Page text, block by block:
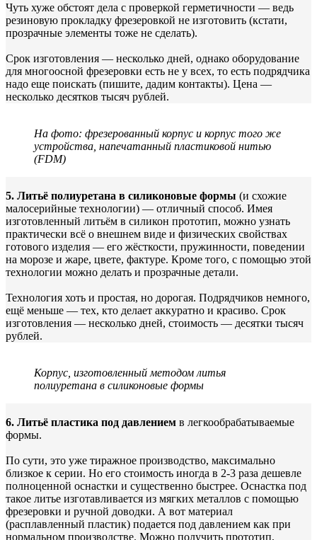
Чуть хуже обстоят дела с проверкой герметичности — ведь
резиновую прокладку фрезеровкой не изготовить (кстати,
прозрачные элементы тоже не сделать).
Срок изготовления — несколько дней, однако оборудование
для многоосной фрезеровки есть не у всех, то есть подрядчика
надо еще поискать (пишите, дадим контакты). Цена —
несколько десятков тысяч рублей.
На фото: фрезерованный корпус и корпус того же
устройства, напечатанный пластиковой нитью
(FDM)
5. Литьё полиуретана в силиконовые формы (и схожие
малосерийные технологии) — отличный способ. Имея
изготовленный литьём в силикон прототип, можно узнать
практически всё о внешнем виде и физических свойствах
готового изделия — его жёсткости, пружинности, поведении
на морозе и жаре, цвете, фактуре. Кроме того, с помощью этой
технологии можно делать и прозрачные детали.
Технология хоть и простая, но дорогая. Подрядчиков немного,
ещё меньше — тех, кто делает аккуратно и красиво. Срок
изготовления — несколько дней, стоимость — десятки тысяч
рублей.
Корпус, изготовленный методом литья
полиуретана в силиконовые формы
6. Литьё пластика под давлением в легкообрабатываемые
формы.
По сути, это уже тиражное производство, максимально
близкое к серии. Но его стоимость иногда в 2-3 раза дешевле
полноценной оснастки и существенно быстрее. Оснастка под
такое литье изготавливается из мягких металлов с помощью
фрезеровки и ручной доводки. А вот материал
(расплавленный пластик) подается под давлением как при
нормальном производстве. Можно получить прототип,